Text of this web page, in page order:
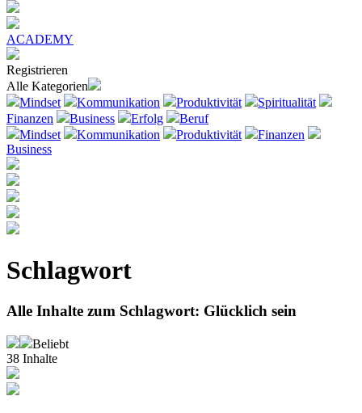
ACADEMY
Registrieren
Alle Kategorien
Mindset
Kommunikation Produktivität
Spiritualität
Finanzen
Business Erfolg
Beruf
Mindset
Kommunikation Produktivität
Finanzen
Business
Schlagwort
Alle Inhalte zum Schlagwort: Glücklich sein
Beliebt
38 Inhalte